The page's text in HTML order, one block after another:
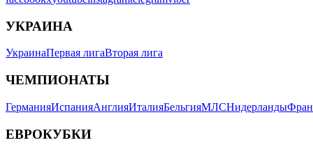
УКРАИНА
УкраинаПервая лигаВторая лига
ЧЕМПИОНАТЫ
ГерманияИспанияАнглияИталияБельгияМЛСНидерланды
ЕВРОКУБКИ